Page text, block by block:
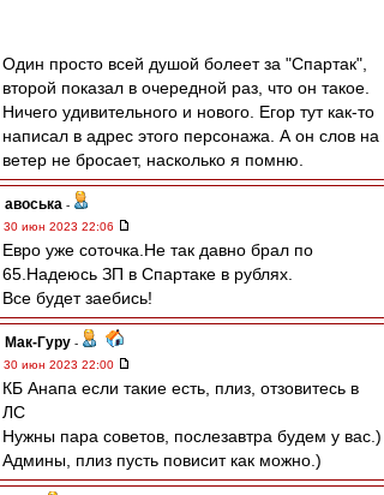
Один просто всей душой болеет за "Спартак",
второй показал в очередной раз, что он такое.
Ничего удивительного и нового. Егор тут как-то
написал в адрес этого персонажа. А он слов на
ветер не бросает, насколько я помню.
авоська -
30 июн 2023 22:06
Евро уже соточка.Не так давно брал по
65.Надеюсь ЗП в Спартаке в рублях.
Все будет заебись!
Мак-Гуру -
30 июн 2023 22:00
КБ Анапа если такие есть, плиз, отзовитесь в
ЛС
Нужны пара советов, послезавтра будем у вас.)
Админы, плиз пусть повисит как можно.)